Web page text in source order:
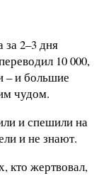
2–3 дня
10 000,
– и большие
чудом.
и спешили на
и не знают.
кто жертвовал,